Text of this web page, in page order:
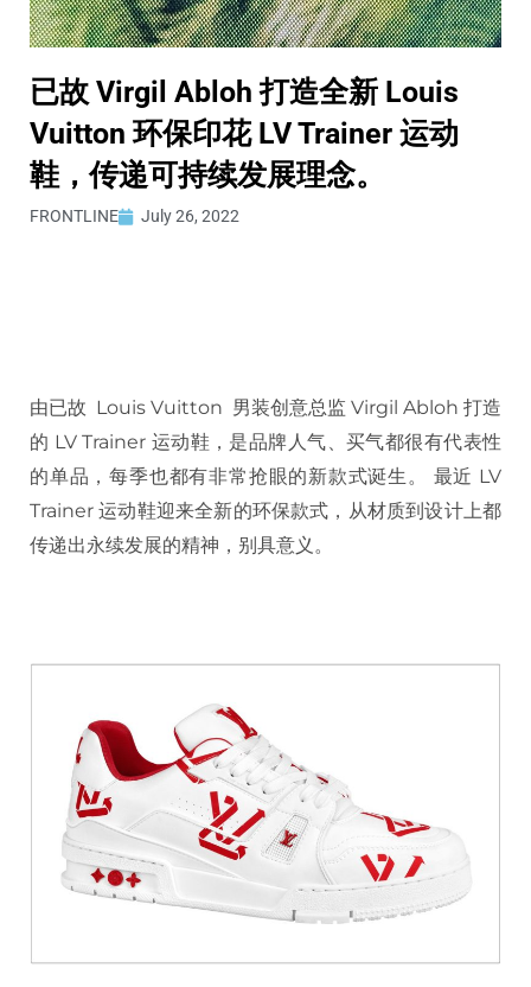
已故 Virgil Abloh 打造全新 Louis
Vuitton 环保印花 LV Trainer 运动
鞋，传递可持续发展理念。
FRONTLINE July 26, 2022
由已故 Louis Vuitton 男装创意总监 Virgil Abloh 打造
的 LV Trainer 运动鞋，是品牌人气、买气都很有代表性
的单品，每季也都有非常抢眼的新款式诞生。 最近 LV
Trainer 运动鞋迎来全新的环保款式，从材质到设计上都
传递出永续发展的精神，别具意义。